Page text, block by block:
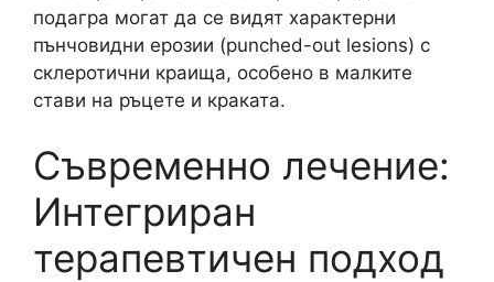
подагра могат да се видят характерни
пънчовидни ерозии (punched-out lesions) с
склеротични краища, особено в малките
стави на ръцете и краката.
Съвременно лечение:
Интегриран
терапевтичен подход